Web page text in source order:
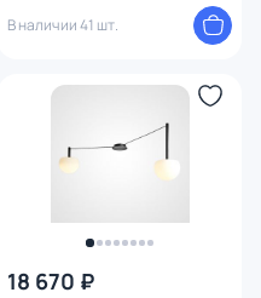
В наличии 41 шт.
18 670 ₽